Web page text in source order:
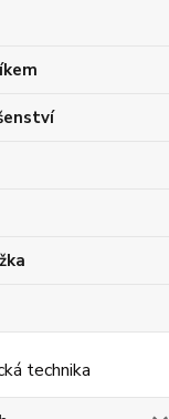
technika